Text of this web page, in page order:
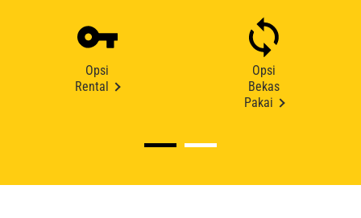
Opsi
Rental
Opsi
Bekas
Pakai